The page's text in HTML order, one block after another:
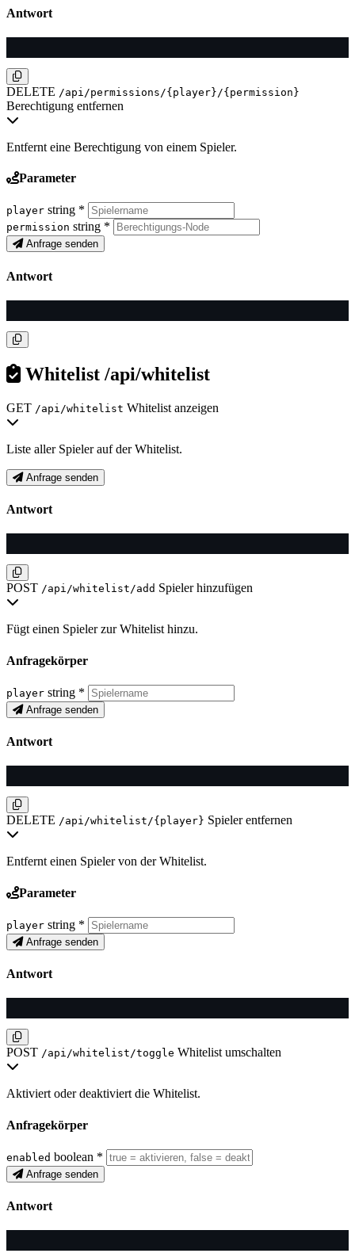
Antwort
DELETE /api/permissions/{player}/{permission}
Berechtigung entfernen
Entfernt eine Berechtigung von einem Spieler.
Parameter
player string *
permission string *
Anfrage senden
Antwort
Whitelist /api/whitelist
GET /api/whitelist Whitelist anzeigen
Liste aller Spieler auf der Whitelist.
Anfrage senden
Antwort
POST /api/whitelist/add Spieler hinzufügen
Fügt einen Spieler zur Whitelist hinzu.
Anfragekörper
player string *
Anfrage senden
Antwort
DELETE /api/whitelist/{player} Spieler entfernen
Entfernt einen Spieler von der Whitelist.
Parameter
player string *
Anfrage senden
Antwort
POST /api/whitelist/toggle Whitelist umschalten
Aktiviert oder deaktiviert die Whitelist.
Anfragekörper
enabled boolean *
Anfrage senden
Antwort